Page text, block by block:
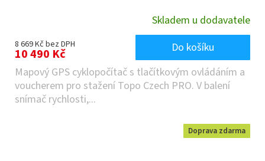
Skladem u dodavatele
8 669 Kč bez DPH
10 490 Kč
Do košíku
Mapový GPS cyklopočítač s tlačítkovým ovládáním a
voucherem pro stažení Topo Czech PRO. V balení
snímač rychlosti,...
Doprava zdarma